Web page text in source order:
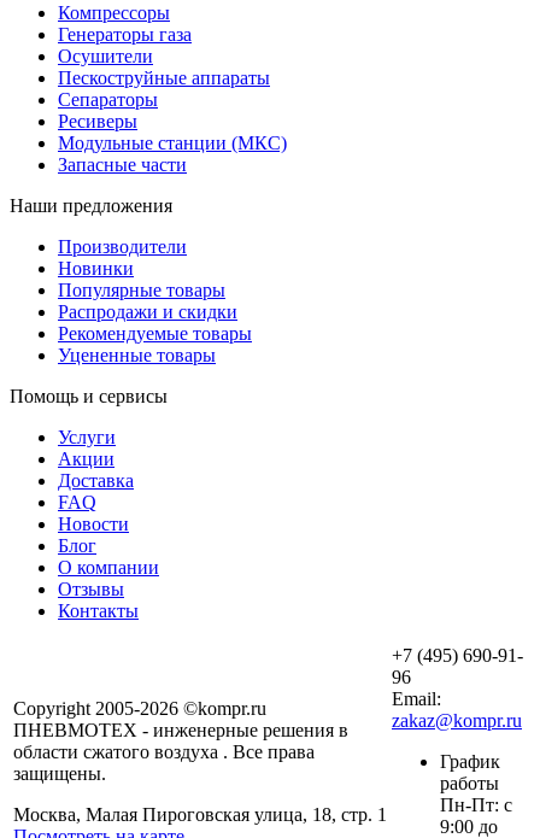
Компрессоры
Генераторы газа
Осушители
Пескоструйные аппараты
Сепараторы
Ресиверы
Модульные станции (МКС)
Запасные части
Наши предложения
Производители
Новинки
Популярные товары
Распродажи и скидки
Рекомендуемые товары
Уцененные товары
Помощь и сервисы
Услуги
Акции
Доставка
FAQ
Новости
Блог
О компании
Отзывы
Контакты
Copyright 2005-2026 ©kompr.ru
ПНЕВМОТЕХ - инженерные решения в
области сжатого воздуха . Все права
защищены.
Москва, Малая Пироговская улица, 18, стр. 1
+7 (495) 690-91-
96
Email:
zakaz@kompr.ru
График
работы
Пн-Пт: с
9:00 до